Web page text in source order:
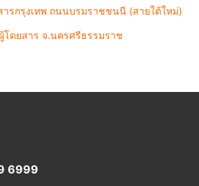
รกรุงเทพ ถนนบรมราชชนนี (สายใต้ใหม่)
โดยสาร จ.นครศรีธรรมราช
6999